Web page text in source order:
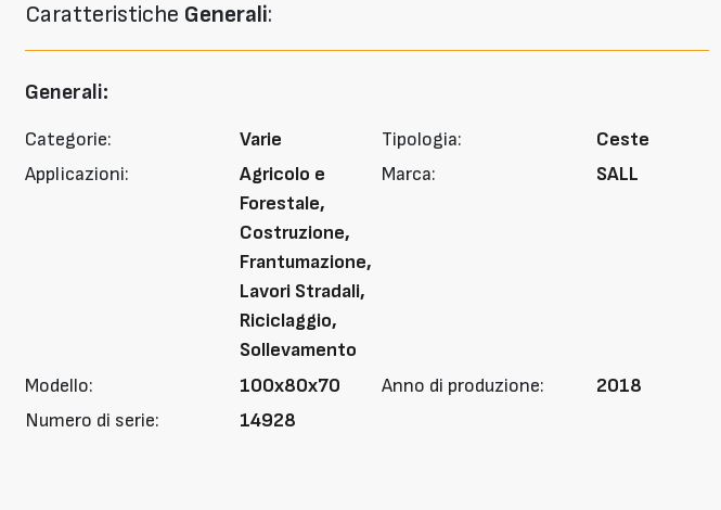
Caratteristiche Generali:
Generali:
Categorie: Varie Tipologia:
Ceste
Applicazioni:
Agricolo e
Forestale,
Costruzione,
Frantumazione,
Lavori Stradali,
Riciclaggio,
Sollevamento
Marca: SALL
Modello: 100x80x70 Anno di produzione:
2018
Numero di serie:
14928